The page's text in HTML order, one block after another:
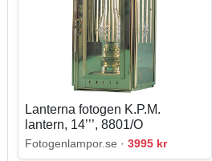
Lanterna fotogen K.P.M.
lantern, 14’’’, 8801/O
Fotogenlampor.se ·3995 kr